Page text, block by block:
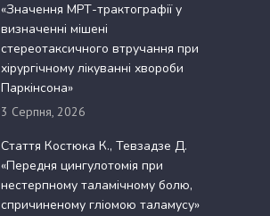
«Значення МРТ-трактографії у
визначенні мішені
стереотаксичного втручання при
хірургічному лікуванні хвороби
Паркінсона»
3 Серпня, 2026
Стаття Костюка К., Тевзадзе Д.
«Передня цингулотомія при
нестерпному таламічному болю,
спричиненому гліомою таламусу»